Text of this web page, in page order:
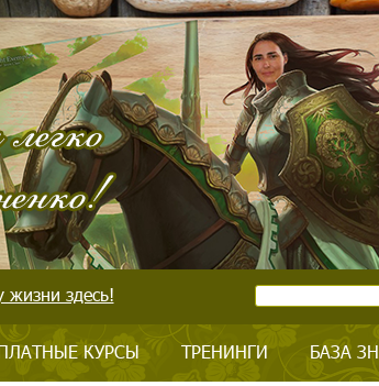
жизни здесь!
КУРСЫ ТРЕНИНГИ БАЗА